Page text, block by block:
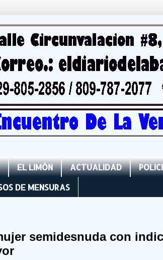
EL LIMÓN ACTUALIDAD
DE MENSURAS
semidesnuda con